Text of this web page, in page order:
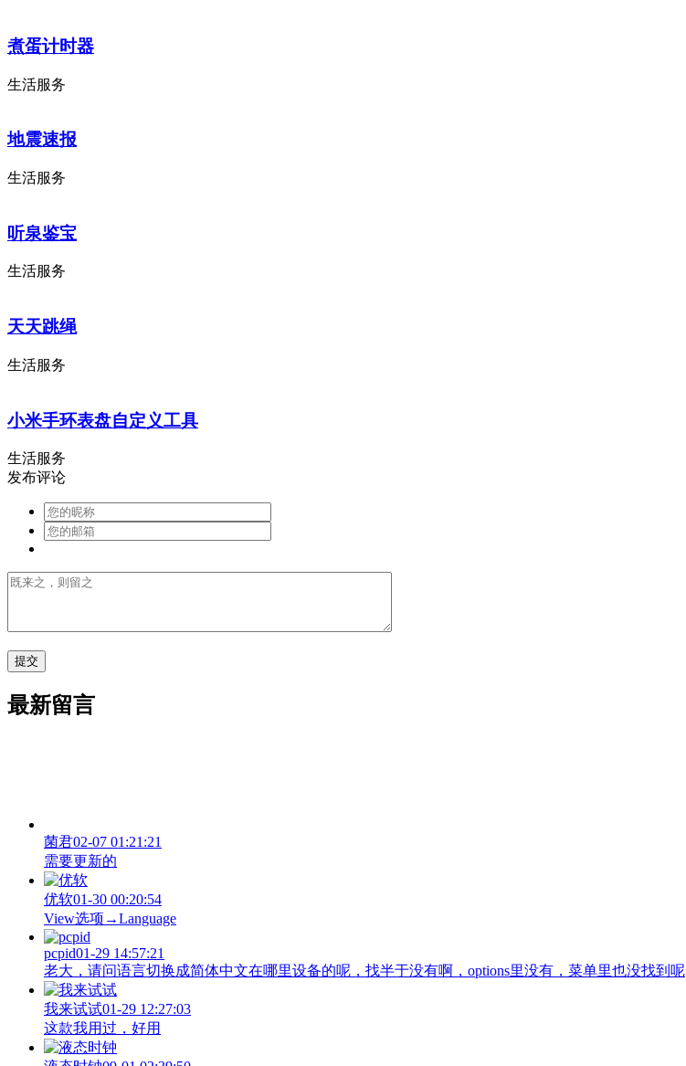
煮蛋计时器
生活服务
地震速报
生活服务
听泉鉴宝
生活服务
天天跳绳
生活服务
小米手环表盘自定义工具
生活服务
发布评论
最新留言
菌君02-07 01:21:21
需要更新的
优软01-30 00:20:54
View‌选项→Language
pcpid01-29 14:57:21
老大，请问语言切换成简体中文在哪里设备的呢，找半于没有啊，options里没有，菜单里也没找到呢
我来试试01-29 12:27:03
这款我用过，好用